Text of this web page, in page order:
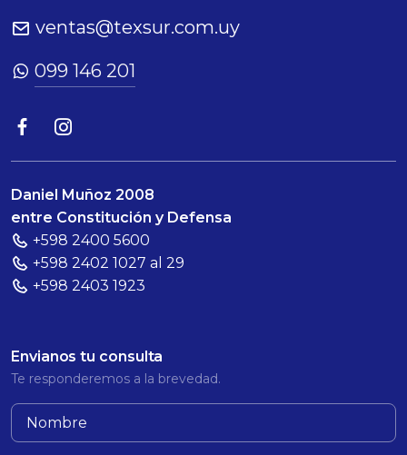
ventas@texsur.com.uy
099 146 201
Daniel Muñoz 2008
entre Constitución y Defensa
+598 2400 5600
+598 2402 1027 al 29
+598 2403 1923
Envianos tu consulta
Te responderemos a la brevedad.